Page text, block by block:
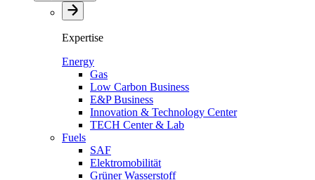
Expertise
Energy
Gas
Low Carbon Business
E&P Business
Innovation & Technology Center
TECH Center & Lab
Fuels
SAF
Elektromobilität
Grüner Wasserstoff